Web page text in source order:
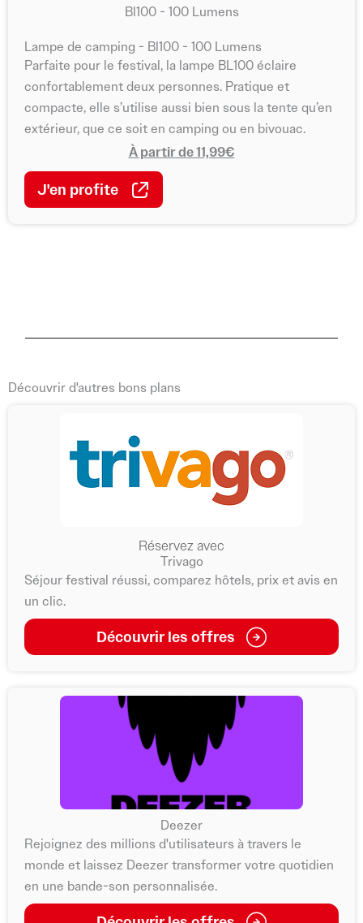
Lampe de camping - Bl100 - 100 Lumens
Parfaite pour le festival, la lampe BL100 éclaire
confortablement deux personnes. Pratique et
compacte, elle s’utilise aussi bien sous la tente qu’en
extérieur, que ce soit en camping ou en bivouac.
J'en profite
À partir de 11,99€
Découvrir d'autres bons plans
Réservez avec
Trivago
Séjour festival réussi, comparez hôtels, prix et avis en
un clic.
Découvrir les offres
Deezer
Rejoignez des millions d'utilisateurs à travers le
monde et laissez Deezer transformer votre quotidien
en une bande-son personnalisée.